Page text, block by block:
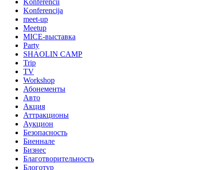
Konferencija
meet-up
Meetup
MICE-выставка
Party
SHAOLIN CAMP
Trip
TV
Workshop
Абонементы
Авто
Акция
Аттракционы
Аукцион
Безопасность
Биеннале
Бизнес
Благотворительность
Блоготур